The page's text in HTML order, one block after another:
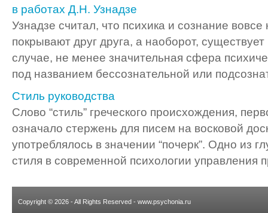
в работах Д.Н. Узнадзе
Узнадзе считал, что психика и сознание
покрывают друг друга, а наоборот,
случае, не менее значительная сфера
под названием бессознательной или
Стиль руководства
Слово “стиль” греческого происхождения,
означало стержень для писем на восковой
употреблялось в значении “почерк”. Одно из
стиля в современной психологии управления
Copyright © 2026 - All Rights Reserved - www.psychonia.ru